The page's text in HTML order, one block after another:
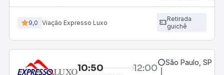
9,0 Viação Expresso Luxo
Retirada
guichê
10:50 12:00 São Paulo, SP -